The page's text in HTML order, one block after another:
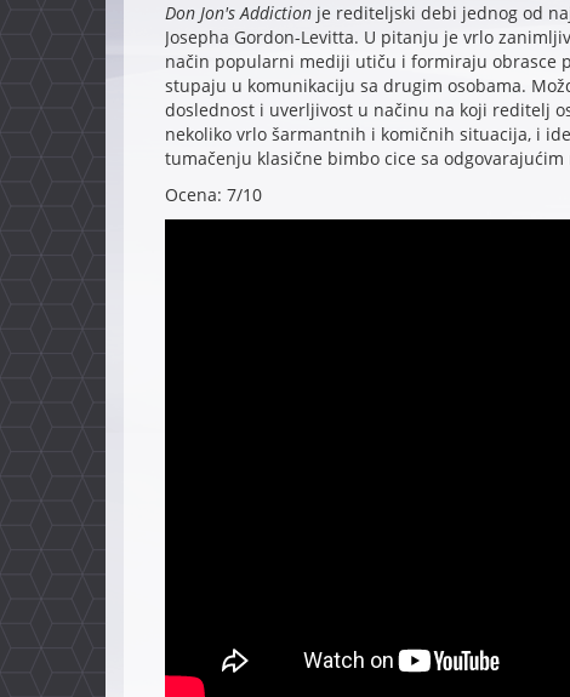
Don Jon's Addictionje rediteljski debi jednog od
Josepha Gordon-Levitta. U pitanju je vrlo
način popularni mediji utiču i formiraju obrasce
stupaju u komunikaciju sa drugim osobama.
doslednost i uverljivost u načinu na koji reditelj
nekoliko vrlo šarmantnih i komičnih situacija, i
tumačenju klasične bimbo cice sa
Ocena: 7/10